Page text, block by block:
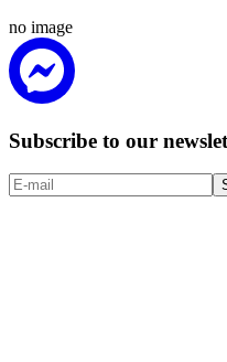
no image
Subscribe to our